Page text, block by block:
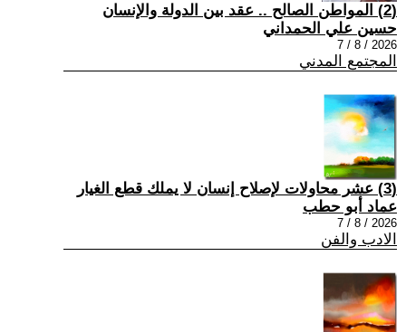
(2) المواطن الصالح .. عقد بين الدولة والإنسان
حسين علي الحمداني
2026 / 8 / 7
المجتمع المدني
(3) عشر محاولات لإصلاح إنسان لا يملك قطع الغيار
عماد أبو حطب
2026 / 8 / 7
الادب والفن